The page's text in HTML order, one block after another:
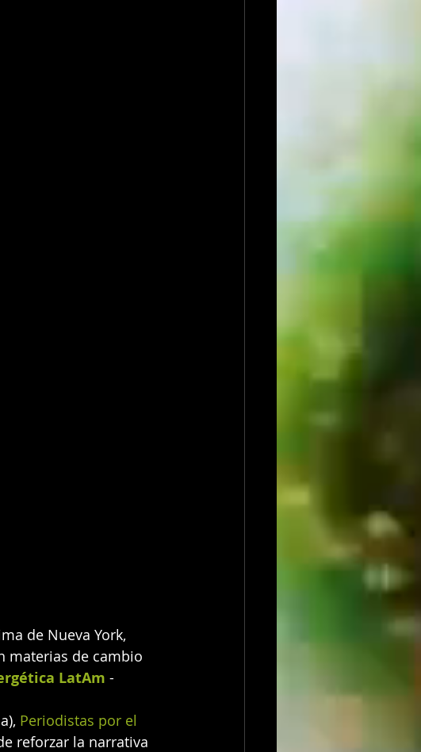
de Nueva York,
materias de cambio
LatAm -
Periodistas por el
reforzar la narrativa